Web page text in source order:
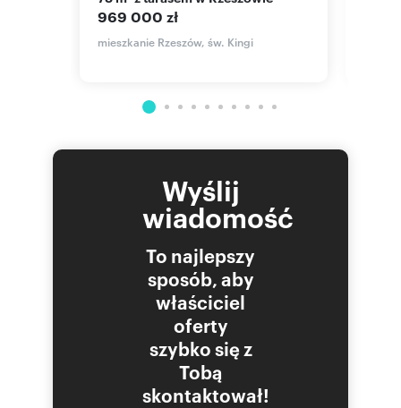
969 000 zł
mieszkanie Rzeszów, św. Kingi
Wyślij
wiadomość
To najlepszy
sposób, aby
właściciel
oferty
szybko się z
Tobą
skontaktował!